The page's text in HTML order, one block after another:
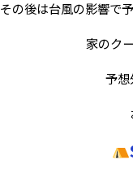
その後は台風の影響で
家のク
予